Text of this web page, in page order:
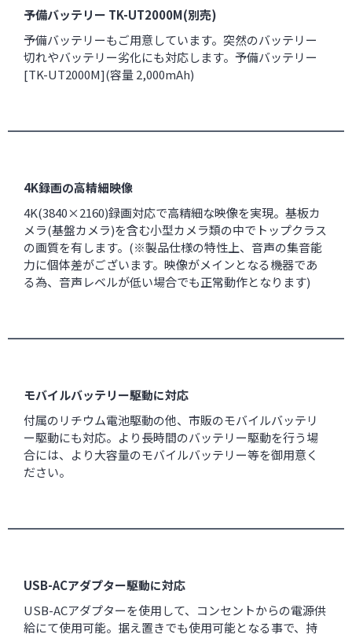
予備バッテリー TK-UT2000M(別売)
予備バッテリーもご用意しています。突然のバッテリー
切れやバッテリー劣化にも対応します。 予備バッテリー
[TK-UT2000M](容量 2,000mAh)
4K録画の高精細映像
4K(3840×2160)録画対応で高精細な映像を実現。基板カ
メラ(基盤カメラ)を含む小型カメラ類の中でトップクラス
の画質を有します。(※製品仕様の特性上、音声の集音能
力に個体差がございます。映像がメインとなる機器であ
る為、音声レベルが低い場合でも正常動作となります)
モバイルバッテリー駆動に対応
付属のリチウム電池駆動の他、市販のモバイルバッテリ
ー駆動にも対応。より長時間のバッテリー駆動を行う場
合には、より大容量のモバイルバッテリー等を御用意く
ださい。
USB-ACアダプター駆動に対応
USB-ACアダプターを使用して、コンセントからの電源供
給にて使用可能。据え置きでも使用可能となる事で、持